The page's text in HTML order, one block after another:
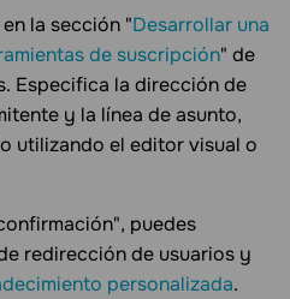
la sección "Desarrollar una
de suscripción" de
Especifica la dirección de
y la línea de asunto,
utilizando el editor visual o
puedes
redirección de usuarios y
personalizada.